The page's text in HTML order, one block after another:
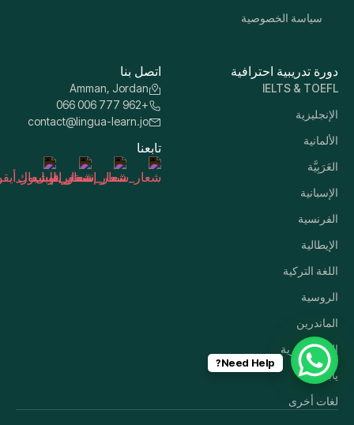
سياسة الخصوصية
دورة تدريبية احترافية
IELTS & TOEFL
الإنجليزية
الألمانية
العَرَبِيَّة
الإسبانية
الفرنسية
الإيطالية
اللغة التركية
الروسية
الماندرين
اللغة الكورية
ياباني
لغات أخرى
اتصل بنا
Amman, Jordan
+962 777 006 066
contact@lingua-learn.jo
تابعنا
Need Help?